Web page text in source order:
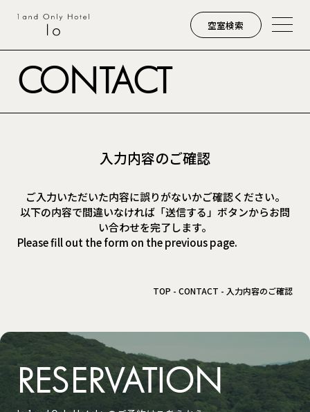
空室検索
CONTACT
入力内容のご確認
ご入力いただいた内容に誤りがないかご確認ください。
以下の内容で間違いなければ「送信する」ボタンからお問
い合わせを完了します。
Please fill out the form on the previous page.
TOP CONTACT 入力内容のご確認
RESERVATION